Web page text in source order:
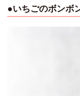
●いちごのボンボ